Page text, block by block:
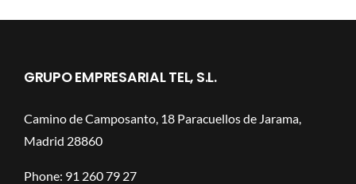
GRUPO EMPRESARIAL TEL, S.L.
Camino de Camposanto, 18 Paracuellos de Jarama,
Madrid 28860
Phone: 91 260 79 27